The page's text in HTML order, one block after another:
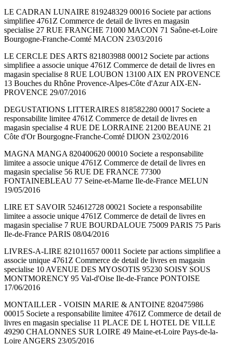
LE CADRAN LUNAIRE 819248329 00016 Societe par actions
simplifiee 4761Z Commerce de detail de livres en magasin
specialise 27 RUE FRANCHE 71000 MACON 71 Saône-et-Loire
Bourgogne-Franche-Comté MACON 23/03/2016
LE CERCLE DES ARTS 821803988 00012 Societe par actions
simplifiee a associe unique 4761Z Commerce de detail de livres en
magasin specialise 8 RUE LOUBON 13100 AIX EN PROVENCE
13 Bouches du Rhône Provence-Alpes-Côte d'Azur AIX-EN-
PROVENCE 29/07/2016
DEGUSTATIONS LITTERAIRES 818582280 00017 Societe a
responsabilite limitee 4761Z Commerce de detail de livres en
magasin specialise 4 RUE DE LORRAINE 21200 BEAUNE 21
Côte d'Or Bourgogne-Franche-Comté DIJON 23/02/2016
MAGNA MANGA 820400620 00010 Societe a responsabilite
limitee a associe unique 4761Z Commerce de detail de livres en
magasin specialise 56 RUE DE FRANCE 77300
FONTAINEBLEAU 77 Seine-et-Marne Ile-de-France MELUN
19/05/2016
LIRE ET SAVOIR 524612728 00021 Societe a responsabilite
limitee a associe unique 4761Z Commerce de detail de livres en
magasin specialise 7 RUE BOURDALOUE 75009 PARIS 75 Paris
Ile-de-France PARIS 08/04/2016
LIVRES-A-LIRE 821011657 00011 Societe par actions simplifiee a
associe unique 4761Z Commerce de detail de livres en magasin
specialise 10 AVENUE DES MYOSOTIS 95230 SOISY SOUS
MONTMORENCY 95 Val-d'Oise Ile-de-France PONTOISE
17/06/2016
MONTAILLER - VOISIN MARIE & ANTOINE 820475986
00015 Societe a responsabilite limitee 4761Z Commerce de detail de
livres en magasin specialise 11 PLACE DE L HOTEL DE VILLE
49290 CHALONNES SUR LOIRE 49 Maine-et-Loire Pays-de-la-
Loire ANGERS 23/05/2016